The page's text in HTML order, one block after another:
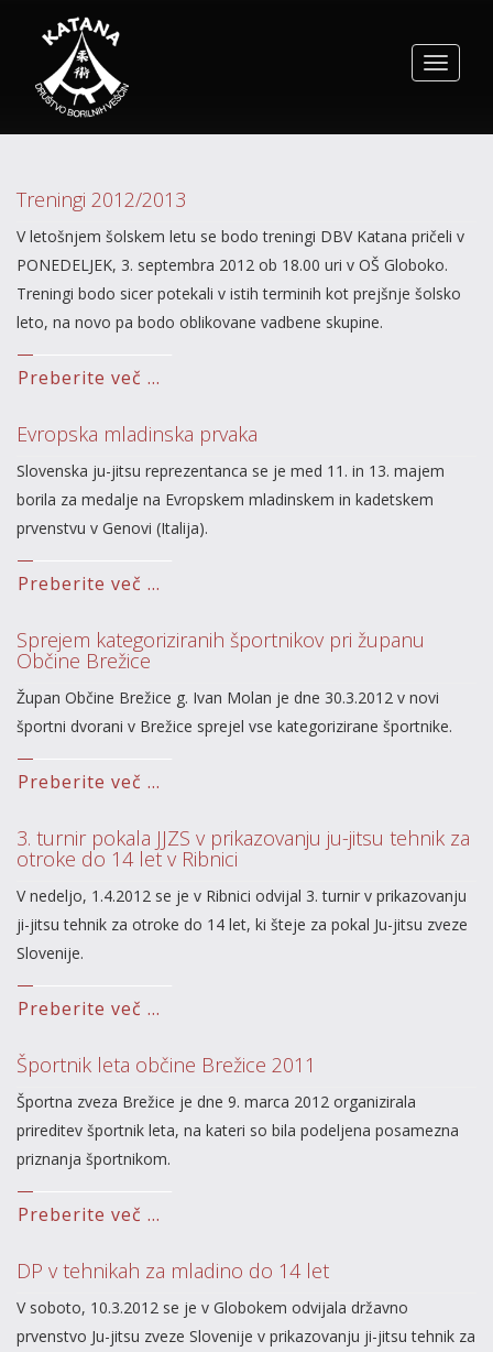
Toggle
Treningi 2012/2013
V letošnjem šolskem letu se bodo treningi DBV Katana pričeli v
PONEDELJEK, 3. septembra 2012 ob 18.00 uri v OŠ Globoko.
Treningi bodo sicer potekali v istih terminih kot prejšnje šolsko
leto, na novo pa bodo oblikovane vadbene skupine.
Preberite več ...
Evropska mladinska prvaka
Slovenska ju-jitsu reprezentanca se je med 11. in 13. majem
borila za medalje na Evropskem mladinskem in kadetskem
prvenstvu v Genovi (Italija).
Preberite več ...
Sprejem kategoriziranih športnikov pri županu
Občine Brežice
Župan Občine Brežice g. Ivan Molan je dne 30.3.2012 v novi
športni dvorani v Brežice sprejel vse kategorizirane športnike.
Preberite več ...
3. turnir pokala JJZS v prikazovanju ju-jitsu tehnik za
otroke do 14 let v Ribnici
V nedeljo, 1.4.2012 se je v Ribnici odvijal 3. turnir v prikazovanju
ji-jitsu tehnik za otroke do 14 let, ki šteje za pokal Ju-jitsu zveze
Slovenije.
Preberite več ...
Športnik leta občine Brežice 2011
Športna zveza Brežice je dne 9. marca 2012 organizirala
prireditev športnik leta, na kateri so bila podeljena posamezna
priznanja športnikom.
Preberite več ...
DP v tehnikah za mladino do 14 let
V soboto, 10.3.2012 se je v Globokem odvijala državno
prvenstvo Ju-jitsu zveze Slovenije v prikazovanju ji-jitsu tehnik za